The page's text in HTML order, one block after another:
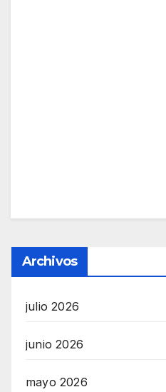
Archivos
julio 2026
junio 2026
mayo 2026